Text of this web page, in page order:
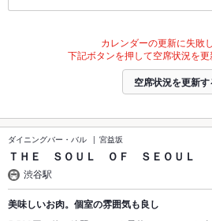
カレンダーの更新に失敗
下記ボタンを押して空席状況を更
空席状況を更新す
ダイニングバー・バル 宮益坂
ＴＨＥ ＳＯＵＬ ＯＦ ＳＥＯＵＬ
渋谷駅
美味しいお肉。個室の雰囲気も良し